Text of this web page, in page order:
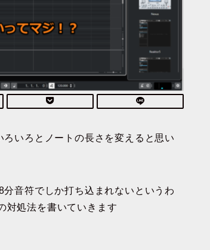
いろとノートの長さを変えると思い
音符でしか打ち込まれないというわ
対処法を書いていきます